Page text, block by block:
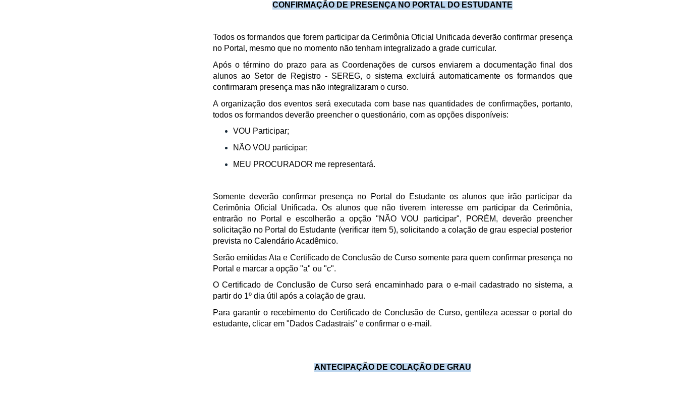
CONFIRMAÇÃO DE PRESENÇA NO PORTAL DO ESTUDANTE
Todos os formandos que forem participar da Cerimônia Oficial Unificada deverão confirmar presença
no Portal, mesmo que no momento não tenham integralizado a grade curricular.
Após o término do prazo para as Coordenações de cursos enviarem a documentação final dos
alunos ao Setor de Registro - SEREG, o sistema excluirá automaticamente os formandos que
confirmaram presença mas não integralizaram o curso.
A organização dos eventos será executada com base nas quantidades de confirmações, portanto,
todos os formandos deverão preencher o questionário, com as opções disponíveis:
VOU Participar;
NÃO VOU participar;
MEU PROCURADOR me representará.
Somente deverão confirmar presença no Portal do Estudante os alunos que irão participar da
Cerimônia Oficial Unificada. Os alunos que não tiverem interesse em participar da Cerimônia,
entrarão no Portal e escolherão a opção "NÃO VOU participar", PORÉM, deverão preencher
solicitação no Portal do Estudante (verificar item 5), solicitando a colação de grau especial posterior
prevista no Calendário Acadêmico.
Serão emitidas Ata e Certificado de Conclusão de Curso somente para quem confirmar presença no
Portal e marcar a opção "a" ou "c".
O Certificado de Conclusão de Curso será encaminhado para o e-mail cadastrado no sistema, a
partir do 1º dia útil após a colação de grau.
Para garantir o recebimento do Certificado de Conclusão de Curso, gentileza acessar o portal do
estudante, clicar em "Dados Cadastrais" e confirmar o e-mail.
ANTECIPAÇÃO DE COLAÇÃO DE GRAU